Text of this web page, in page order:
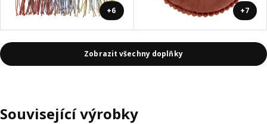
+6 +7
Zobrazit všechny doplňky
Související výrobky